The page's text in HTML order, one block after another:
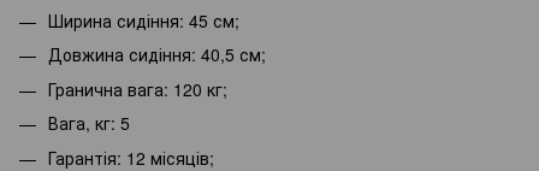
Ширина сидіння: 45 см;
Довжина сидіння: 40,5 см;
Гранична вага: 120 кг;
Вага, кг: 5
Гарантія: 12 місяців;